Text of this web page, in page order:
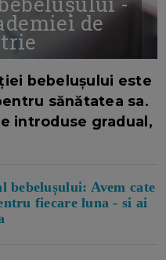
de
bebelușului este
sănătatea sa.
introduse gradual,
bebelușului: Avem cate
fiecare luna - si ai